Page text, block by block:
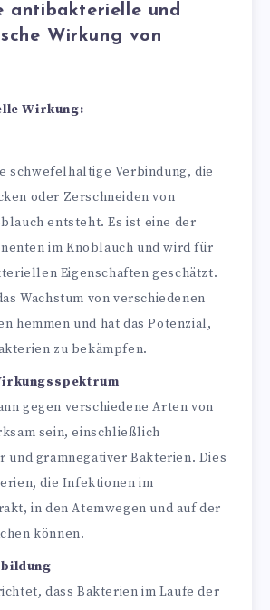
antibakterielle und
Wirkung von
Wirkung:
schwefelhaltige Verbindung, die
oder Zerschneiden von
entsteht. Es ist eine der
im Knoblauch und wird für
Eigenschaften geschätzt.
Wachstum von verschiedenen
hemmen und hat das Potenzial,
zu bekämpfen.
gegen verschiedene Arten von
sein, einschließlich
und gramnegativer Bakterien. Dies
die Infektionen im
in den Atemwegen und auf der
können.
dass Bakterien im Laufe der